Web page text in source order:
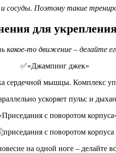
Поэтому такие
для
какое-то движение – делайте
✅«Джампинг джек»
ускоряет пульс и
с поворотом
на одной ноге – делайте